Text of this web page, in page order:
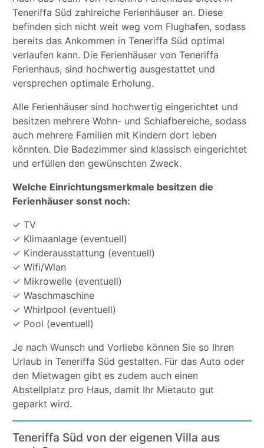
Teneriffa Süd zahlreiche Ferienhäuser an. Diese
befinden sich nicht weit weg vom Flughafen, sodass
bereits das Ankommen in Teneriffa Süd optimal
verlaufen kann. Die Ferienhäuser von Teneriffa
Ferienhaus, sind hochwertig ausgestattet und
versprechen optimale Erholung.
Alle Ferienhäuser sind hochwertig eingerichtet und
besitzen mehrere Wohn- und Schlafbereiche, sodass
auch mehrere Familien mit Kindern dort leben
könnten. Die Badezimmer sind klassisch eingerichtet
und erfüllen den gewünschten Zweck.
Welche Einrichtungsmerkmale besitzen die
Ferienhäuser sonst noch:
✓ TV
✓ Klimaanlage (eventuell)
✓ Kinderausstattung (eventuell)
✓ Wifi/Wlan
✓ Mikrowelle (eventuell)
✓ Waschmaschine
✓ Whirlpool (eventuell)
✓ Pool (eventuell)
Je nach Wunsch und Vorliebe können Sie so Ihren
Urlaub in Teneriffa Süd gestalten. Für das Auto oder
den Mietwagen gibt es zudem auch einen
Abstellplatz pro Haus, damit Ihr Mietauto gut
geparkt wird.
Teneriffa Süd von der eigenen Villa aus